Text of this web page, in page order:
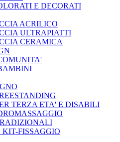
E DECORATI
ACRILICO
ULTRAPIATTI
CERAMICA
TERZA ETA' E DISABILI
KIT-FISSAGGIO